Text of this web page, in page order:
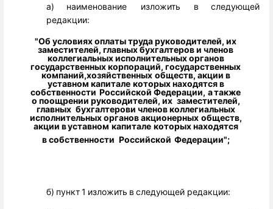
а) наименование изложить в
следующей
редакции:
"Об условиях оплаты труда руководителей, их
заместителей, главных бухгалтеров и членов
коллегиальных исполнительныхорганов
государственныхкорпораций, государственных
компаний,хозяйственных обществ,акции в
уставном капитале которых находятся в
собственности Российской Федерации, атакже
о поощрении руководителей, их заместителей,
главных бухгалтерови членовколлегиальных
исполнительных органов акционерных обществ,
акции вуставном капитале которых находятся
в собственности Российской Федерации";
б) пункт 1 изложить в следующей редакции: